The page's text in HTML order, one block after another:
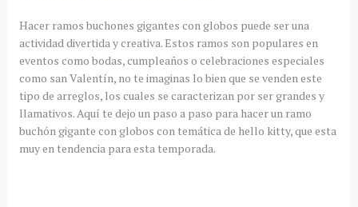
Hacer ramos buchones gigantes con globos puede ser una
actividad divertida y creativa. Estos ramos son populares en
eventos como bodas, cumpleaños o celebraciones especiales
como san Valentín, no te imaginas lo bien que se venden este
tipo de arreglos, los cuales se caracterizan por ser grandes y
llamativos. Aquí te dejo un paso a paso para hacer un ramo
buchón gigante con globos con temática de hello kitty, que esta
muy en tendencia para esta temporada.